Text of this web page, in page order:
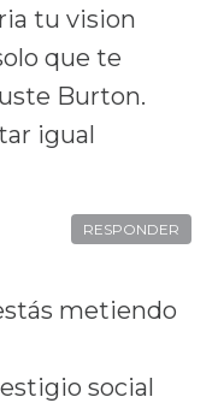
tu vision
que te
Burton.
igual
metiendo
social
RESPONDER